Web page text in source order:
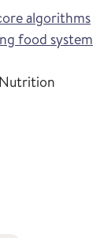
algorithms
food system